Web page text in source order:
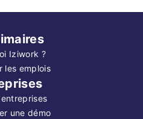
Iziwork ?
les emplois
une démo